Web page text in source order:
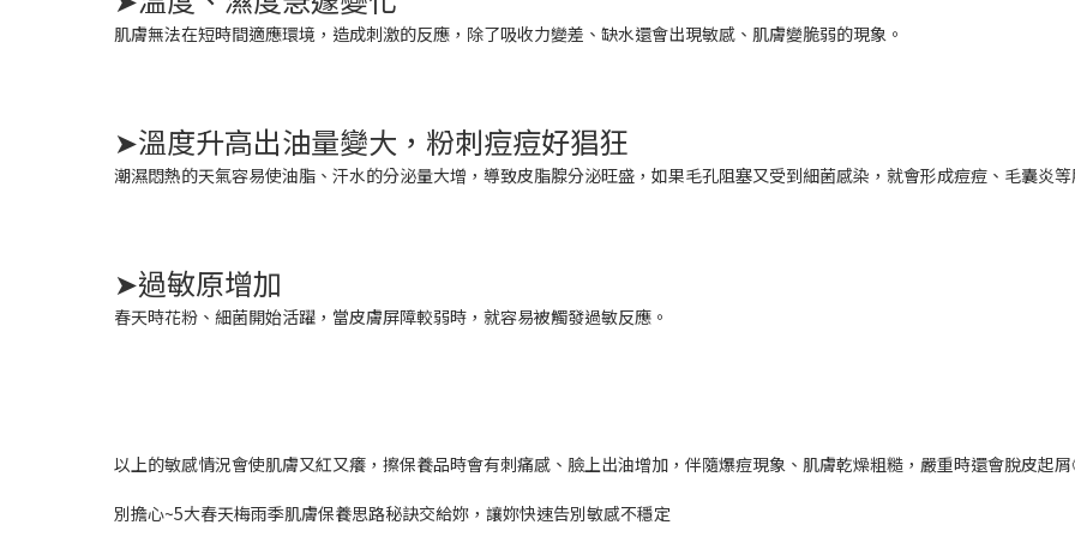
肌膚無法在短時間適應環境，造成刺激的反應，除了吸收力變差、缺水還會出現敏感、肌膚變脆弱的現象。
➤溫度升高出油量變大，粉刺痘痘好猖狂
潮濕悶熱的天氣容易使油脂、汗水的分泌量大增，導致皮脂腺分泌旺盛，如果毛孔阻塞又受到細菌感染，就會形成痘痘、毛囊炎等
➤過敏原增加
春天時花粉、細菌開始活躍，當皮膚屏障較弱時，就容易被觸發過敏反應。
以上的敏感情況會使肌膚又紅又癢，擦保養品時會有刺痛感、臉上出油增加，伴隨爆痘現象、肌膚乾燥粗糙，嚴重時還會脫皮起
別擔心~5大春天梅雨季肌膚保養思路秘訣交給妳，讓妳快速告別敏感不穩定